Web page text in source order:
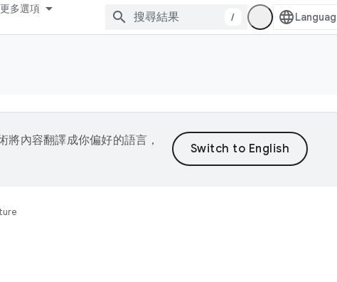
更多選項
/
將內容翻譯成你偏好的語言，